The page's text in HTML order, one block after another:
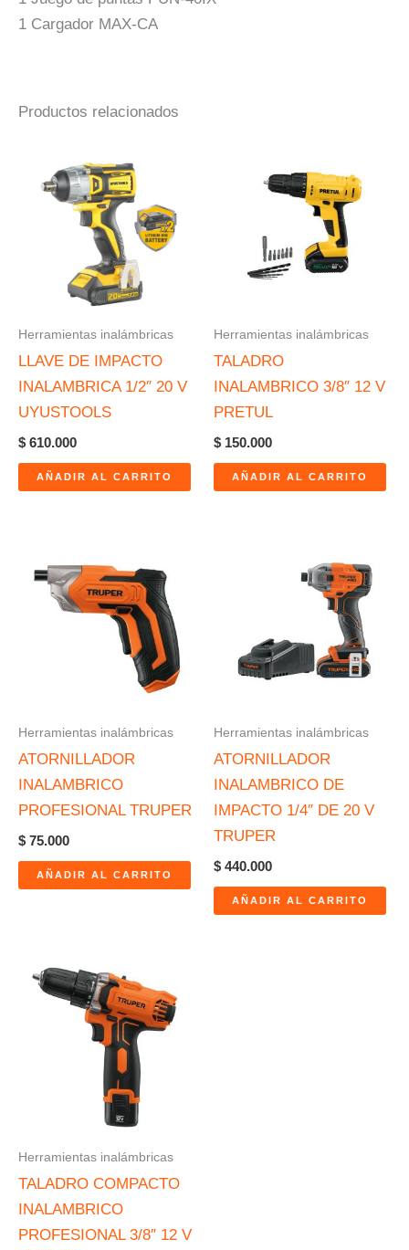
1 Cargador MAX-CA
Productos relacionados
Herramientas inalámbricas
LLAVE DE IMPACTO
INALAMBRICA 1/2″ 20 V
UYUSTOOLS
$ 610.000
AÑADIR AL CARRITO
Herramientas inalámbricas
TALADRO
INALAMBRICO 3/8″ 12 V
PRETUL
$ 150.000
AÑADIR AL CARRITO
Herramientas inalámbricas
ATORNILLADOR
INALAMBRICO
PROFESIONAL TRUPER
$ 75.000
AÑADIR AL CARRITO
Herramientas inalámbricas
ATORNILLADOR
INALAMBRICO DE
IMPACTO 1/4″ DE 20 V
TRUPER
$ 440.000
AÑADIR AL CARRITO
Herramientas inalámbricas
TALADRO COMPACTO
INALAMBRICO
PROFESIONAL 3/8″ 12 V